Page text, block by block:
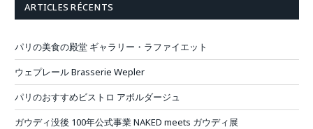
ARTICLES RÉCENTS
パリの美食の殿堂 ギャラリー・ラファイエット
ウェプレール Brasserie Wepler
パリのおすすめビストロ アボルダージュ
ガウディ没後 100年公式事業 NAKED meets ガウディ展